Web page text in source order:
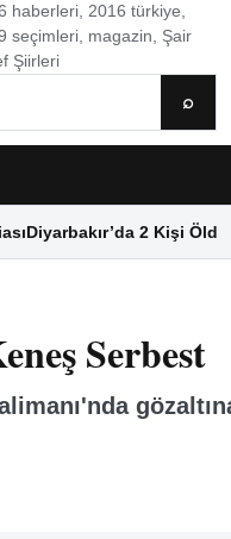
haberleri, 2016 türkiye,
seçimleri, magazin, Şair
Şiirleri
⌕
Diyarbakır’da 2 Kişi Öldü
Serbest